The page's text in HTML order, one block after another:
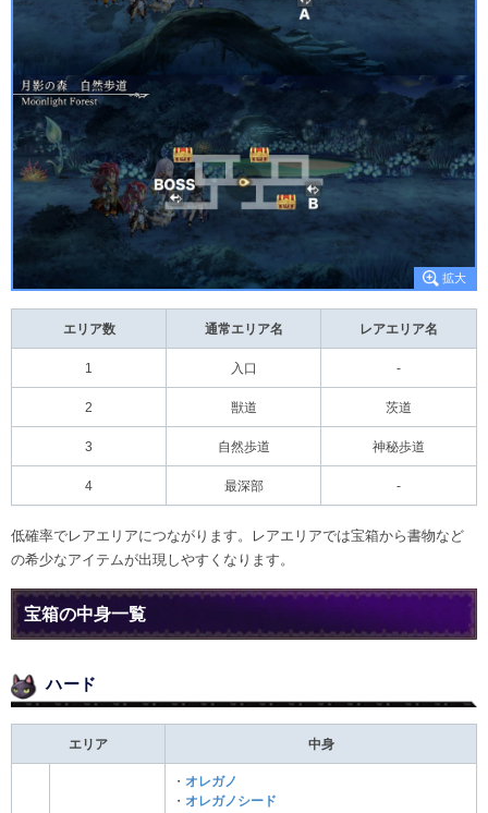
エリア数 通常エリア名 レアエリア名
1 入口 -
2 獣道 茨道
3 自然歩道 神秘歩道
4 最深部 -
低確率でレアエリアにつながります。レアエリアでは宝箱から書物など
の希少なアイテムが出現しやすくなります。
宝箱の中身一覧
ハード
エリア 中身
・ オレガノ
・ オレガノシード